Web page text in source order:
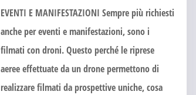
EVENTI E MANIFESTAZIONI Sempre più richiesti
anche per eventi e manifestazioni, sono i
filmati con droni. Questo perché le riprese
aeree effettuate da un drone permettono di
realizzare filmati da prospettive uniche, cosa